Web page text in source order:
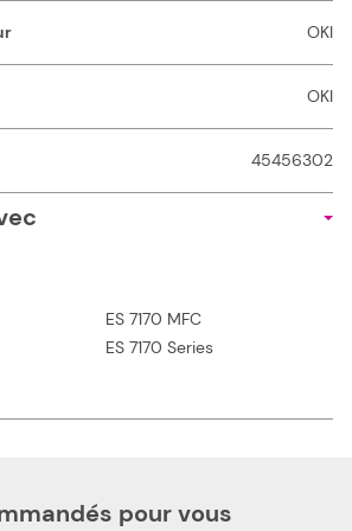
OKI
OKI
45456302
ES 7170 MFC
ES 7170 Series
pour vous